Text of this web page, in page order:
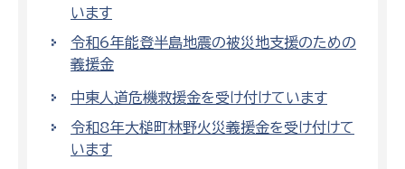
います
令和6年能登半島地震の被災地支援のための
義援金
中東人道危機救援金を受け付けています
令和8年大槌町林野火災義援金を受け付けて
います